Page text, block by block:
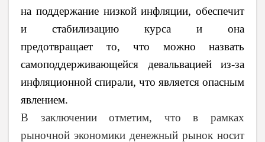
на поддержание низкой инфляции, обеспечит
и стабилизацию курса и она
предотвращает то, что можно назвать
самоподдерживающейся девальвацией из-за
инфляционной спирали, что является опасным
явлением.
В заключении отметим, что в рамках
рыночной экономики денежный рынок носит